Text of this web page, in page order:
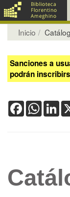
Inicio
Sanciones a
podrán
Facebook